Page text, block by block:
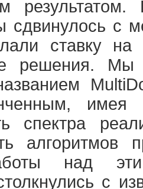
с
ставку
решения. Мы
спектра
алгоритмов
над
с